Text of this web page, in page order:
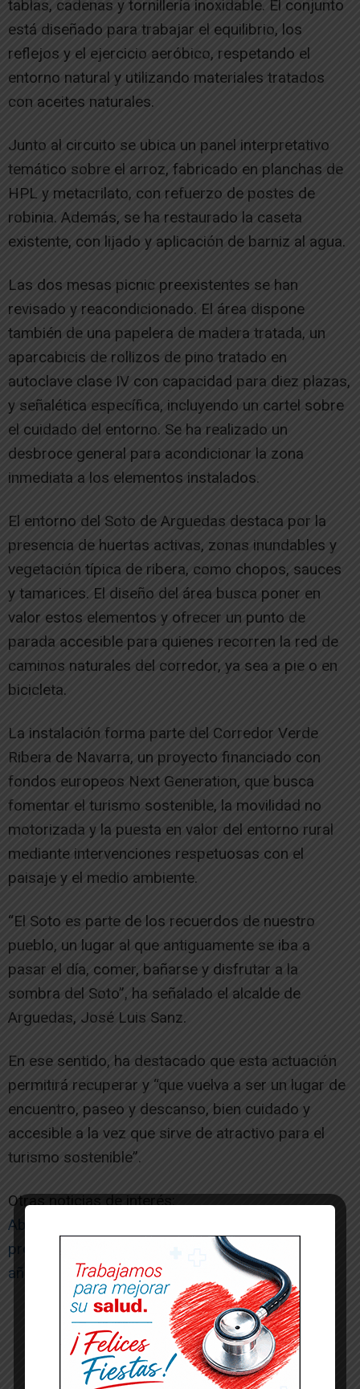
tablas, cadenas y tornillería inoxidable. El conjunto
está diseñado para trabajar el equilibrio, los
reflejos y el ejercicio aeróbico, respetando el
entorno natural y utilizando materiales tratados
con aceites naturales.
Junto al circuito se ubica un panel interpretativo
temático sobre el arroz, fabricado en planchas de
HPL y metacrilato, con refuerzo de postes de
robinia. Además, se ha restaurado la caseta
existente, con lijado y aplicación de barniz al agua.
Las dos mesas picnic preexistentes se han
revisado y reacondicionado. El área dispone
también de una papelera de madera tratada, un
aparcabicis de rollizos de pino tratado en
autoclave clase IV con capacidad para diez plazas,
y señalética específica, incluyendo un cartel sobre
el cuidado del entorno. Se ha realizado un
desbroce general para acondicionar la zona
inmediata a los elementos instalados.
El entorno del Soto de Arguedas destaca por la
presencia de huertas activas, zonas inundables y
vegetación típica de ribera, como chopos, sauces
y tamarices. El diseño del área busca poner en
valor estos elementos y ofrecer un punto de
parada accesible para quienes recorren la red de
caminos naturales del corredor, ya sea a pie o en
bicicleta.
La instalación forma parte del Corredor Verde
Ribera de Navarra, un proyecto financiado con
fondos europeos Next Generation, que busca
fomentar el turismo sostenible, la movilidad no
motorizada y la puesta en valor del entorno rural
mediante intervenciones respetuosas con el
paisaje y el medio ambiente.
“El Soto es parte de los recuerdos de nuestro
pueblo, un lugar al que antiguamente se iba a
pasar el día, comer, bañarse y disfrutar a la
sombra del Soto”, ha señalado el alcalde de
Arguedas, José Luis Sanz.
En ese sentido, ha destacado que esta actuación
permitirá recuperar y “que vuelva a ser un lugar de
encuentro, paseo y descanso, bien cuidado y
accesible a la vez que sirve de atractivo para el
turismo sostenible”.
Otras noticias de interés:
Ablitas elige cubrir el patio del colegio en el
proceso de presupuestos participativos de este
año
-- Publicidad --